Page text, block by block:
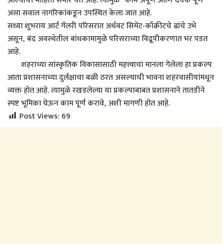
असा सवाल नागरिकांकडून उपस्थित केला जात आहे.
सध्या शुभराय आर्ट गॅलरी परिसरात अर्धवट सिमेंट-काँक्रीटचे ढांचे उभे
असून, बंद अवस्थेतील बांधकामामुळे परिसराच्या विद्रूपीकरणात भर पडत
आहे.
शहराच्या सांस्कृतिक विकासासाठी महत्त्वाचा मानला गेलेला हा प्रकल्प
आता प्रशासनाच्या दुर्लक्षाचा बळी ठरत असल्याची भावना शहरवासीयांमधून
व्यक्त होत आहे. त्यामुळे रखडलेल्या या प्रकल्पाबाबत प्रशासनाने तातडीने
स्पष्ट भूमिका घेऊन काम पूर्ण करावे, अशी मागणी होत आहे.
Post Views: 69